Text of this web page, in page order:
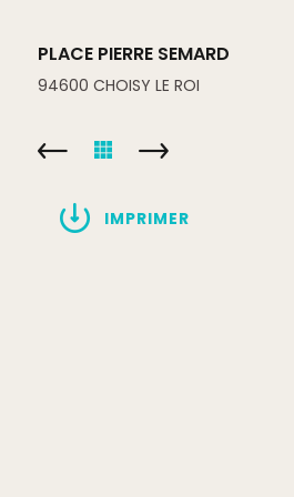
PLACE PIERRE SEMARD
94600 CHOISY LE ROI
IMPRIMER